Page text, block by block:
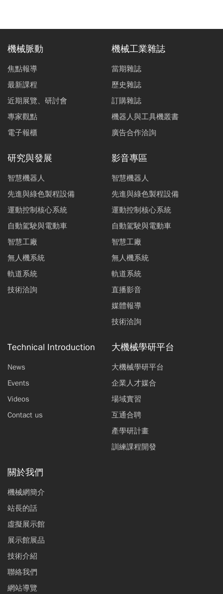
機械脈動
焦點報導
最新課程
近期展覽、研討會
專家觀點
電子報櫃
機械工業雜誌
當期雜誌
歷史雜誌
訂購雜誌
機器人與工具機叢書
廣告合作洽詢
研究與發展
智慧機器人
先進與綠色製程設備
運動控制核心系統
自動駕駛與電動車
智慧工廠
無人機系統
軌道系統
技術洽詢
影音專區
智慧機器人
先進與綠色製程設備
運動控制核心系統
自動駕駛與電動車
智慧工廠
無人機系統
軌道系統
直播影音
媒體報導
技術洽詢
Technical Introduction
News
Events
Videos
Contact us
大機械學研平台
大機械學研平台
企業人才媒合
場域實習
互通合聘
產學研計畫
訓練課程開發
關於我們
機械網簡介
站長的話
虛擬展示館
展示館展品
技術介紹
聯絡我們
網站導覽